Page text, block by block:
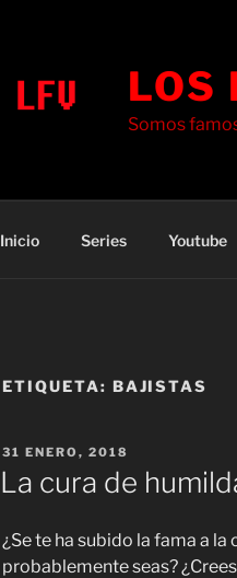
LOS
Somos
Inicio Series Youtube
ETIQUETA: BAJISTAS
PUBLICADO
EL
31 ENERO, 2018
La cura de
¿Se te ha subido la fama a la
probablemente seas?